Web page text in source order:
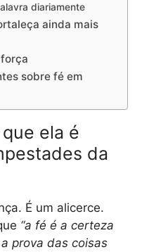
diariamente
ainda mais
sobre fé em
ela é
da
É um alicerce.
“a fé é a certeza
prova das coisas